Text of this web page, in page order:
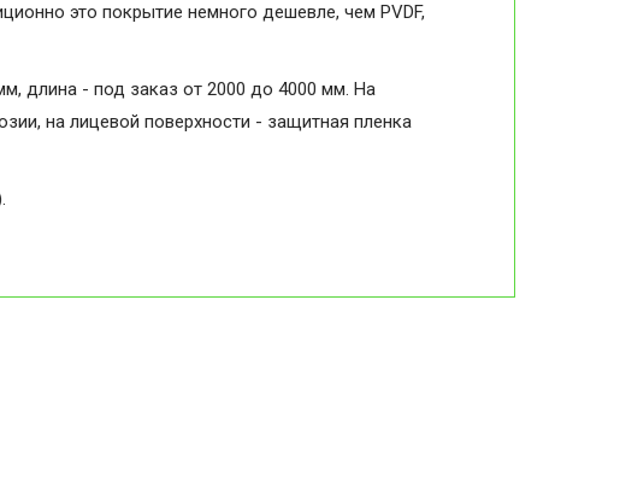
это покрытие немного дешевле, чем PVDF,
длина - под заказ от 2000 до 4000 мм. На
на лицевой поверхности - защитная пленка